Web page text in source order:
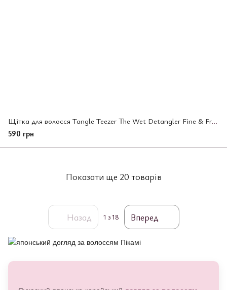
Щітка для волосся Tangle Teezer The Wet Detangler Fine & Fragile Pink Whisper
590 грн
Показати ще 20 товарів
Назад 1 з 18 Вперед